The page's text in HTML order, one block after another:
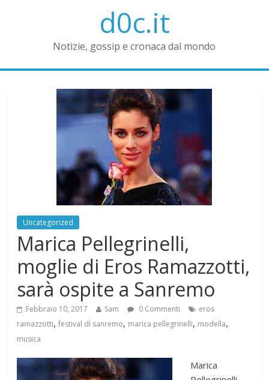
d0c.it
Notizie, gossip e cronaca dal mondo
Uncategorized
Marica Pellegrinelli,
moglie di Eros Ramazzotti,
sarà ospite a Sanremo
Febbraio 10, 2017 Sam 0 Commenti
eros
ramazzotti,festival di sanremo, marica pellegrinelli, modella,
musica
Marica